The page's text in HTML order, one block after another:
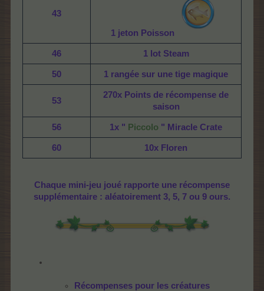
43
1 jeton Poisson
46 1 lot Steam
50 1 rangée sur une tige magique
53
270x Points de récompense de
saison
56 1x " Piccolo " Miracle Crate
60 10x Floren
Chaque mini-jeu joué rapporte une récompense
supplémentaire : aléatoirement 3, 5, 7 ou 9 ours.
Récompenses pour les créatures